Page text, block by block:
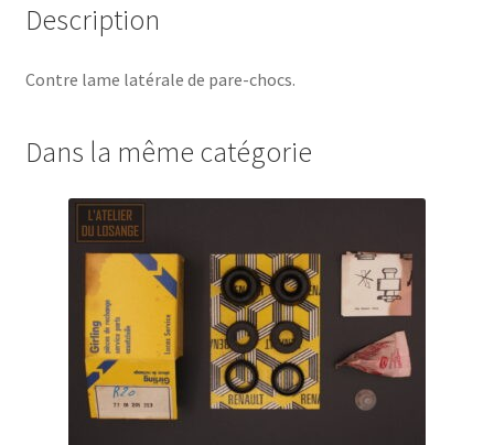
Description
Contre lame latérale de pare-chocs.
Dans la même catégorie